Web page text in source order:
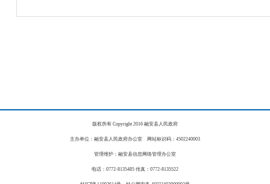
版权所有 Copyright 2016 融安县人民政府
主办单位：融安县人民政府办公室 网站标识码：4502240003
管理维护：融安县信息网络管理办公室
电话：0772-8135485 传真：0772-8135522